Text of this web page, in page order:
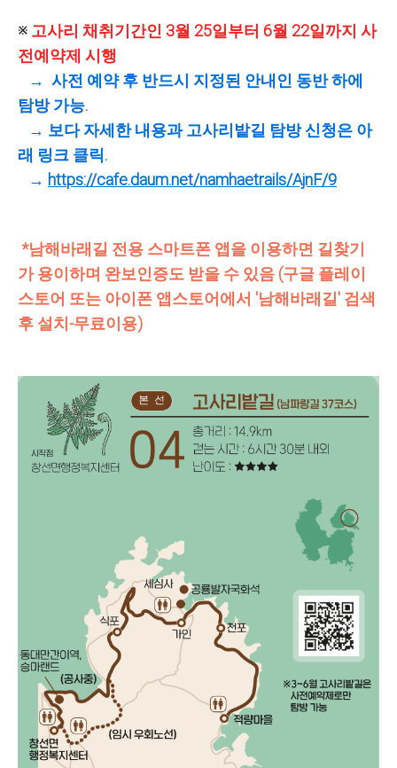
※ 고사리 채취기간인 3월 25일부터 6월 22일까지 사
전예약제 시행
→ 사전 예약 후 반드시 지정된 안내인 동반 하에
탐방 가능.
→ 보다 자세한 내용과 고사리밭길 탐방 신청은 아
래 링크 클릭.
→ https://cafe.daum.net/namhaetrails/AjnF/9
*남해바래길 전용 스마트폰 앱을 이용하면 길찾기
가 용이하며 완보인증도 받을 수 있음 (구글 플레이
스토어 또는 아이폰 앱스토어에서 '남해바래길' 검색
후 설치-무료이용)